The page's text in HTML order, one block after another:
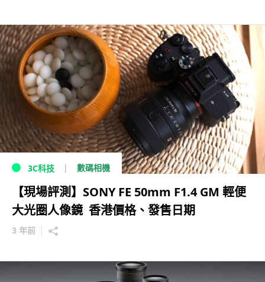
3C科技 數碼相機
【現場評測】SONY FE 50mm F1.4 GM 輕便
大光圈人像鏡 香港價格、發售日期
3 年前